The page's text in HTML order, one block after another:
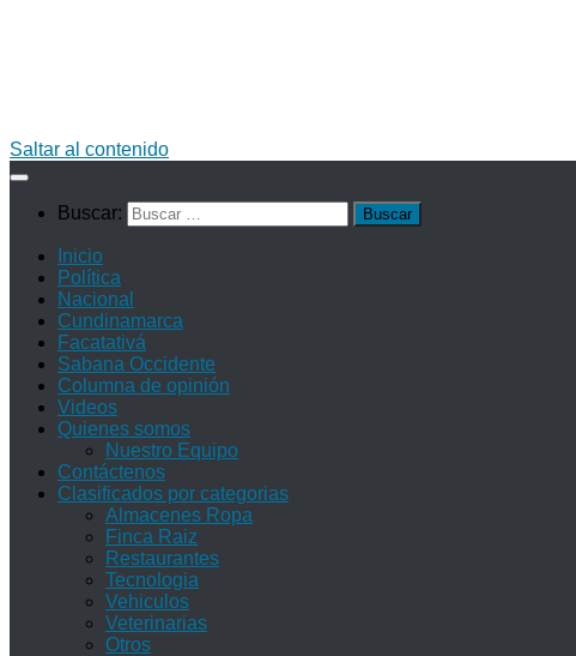
Saltar al contenido
Buscar:
Inicio
Política
Nacional
Cundinamarca
Facatativá
Sabana Occidente
Columna de opinión
Videos
Quienes somos
Nuestro Equipo
Contáctenos
Clasificados por categorias
Almacenes Ropa
Finca Raiz
Restaurantes
Tecnologia
Vehiculos
Veterinarias
Otros